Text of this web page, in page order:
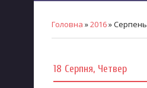
PISA Щорічне
Головна »2016»Серпень
18 Серпня, Четвер